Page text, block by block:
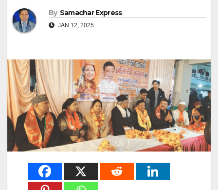
By Samachar Express
JAN 12, 2025